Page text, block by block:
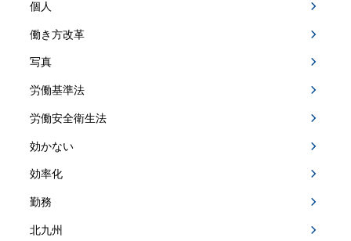
個人
働き方改革
写真
労働基準法
労働安全衛生法
効かない
効率化
勤務
北九州